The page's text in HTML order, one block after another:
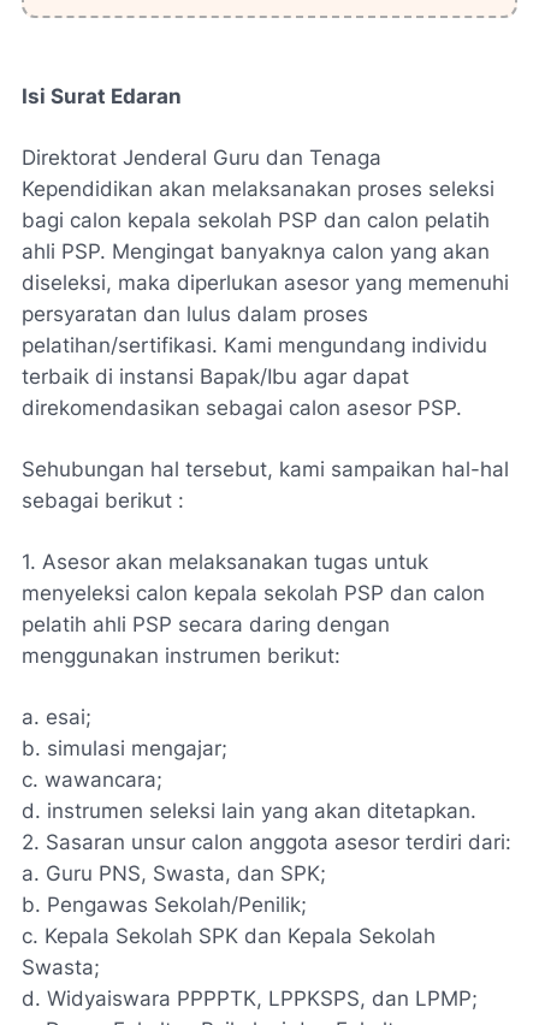
Isi Surat Edaran
Direktorat Jenderal Guru dan Tenaga
Kependidikan akan melaksanakan proses seleksi
bagi calon kepala sekolah PSP dan calon pelatih
ahli PSP. Mengingat banyaknya calon yang akan
diseleksi, maka diperlukan asesor yang memenuhi
persyaratan dan lulus dalam proses
pelatihan/sertifikasi. Kami mengundang individu
terbaik di instansi Bapak/Ibu agar dapat
direkomendasikan sebagai calon asesor PSP.
Sehubungan hal tersebut, kami sampaikan hal-hal
sebagai berikut :
1. Asesor akan melaksanakan tugas untuk
menyeleksi calon kepala sekolah PSP dan calon
pelatih ahli PSP secara daring dengan
menggunakan instrumen berikut:
a. esai;
b. simulasi mengajar;
c. wawancara;
d. instrumen seleksi lain yang akan ditetapkan.
2. Sasaran unsur calon anggota asesor terdiri dari:
a. Guru PNS, Swasta, dan SPK;
b. Pengawas Sekolah/Penilik;
c. Kepala Sekolah SPK dan Kepala Sekolah
Swasta;
d. Widyaiswara PPPPTK, LPPKSPS, dan LPMP;